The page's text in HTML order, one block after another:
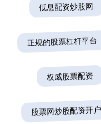
低息配资炒股网
正规的股票杠杆平台
权威股票配资
股票网炒股配资开户